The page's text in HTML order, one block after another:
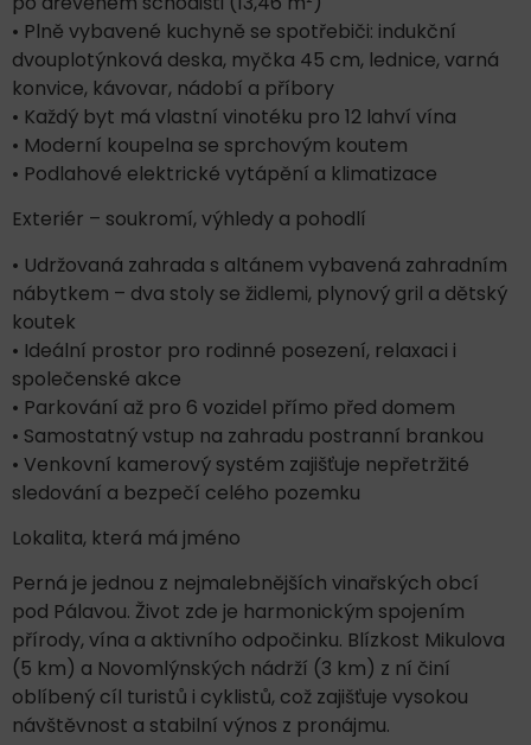
• Plně vybavené kuchyně se spotřebiči: indukční
dvouplotýnková deska, myčka 45 cm, lednice, varná
konvice, kávovar, nádobí a příbory
• Každý byt má vlastní vinotéku pro 12 lahví vína
• Moderní koupelna se sprchovým koutem
• Podlahové elektrické vytápění a klimatizace
Exteriér – soukromí, výhledy a pohodlí
• Udržovaná zahrada s altánem vybavená zahradním
nábytkem – dva stoly se židlemi, plynový gril a dětský
koutek
• Ideální prostor pro rodinné posezení, relaxaci i
společenské akce
• Parkování až pro 6 vozidel přímo před domem
• Samostatný vstup na zahradu postranní brankou
• Venkovní kamerový systém zajišťuje nepřetržité
sledování a bezpečí celého pozemku
Lokalita, která má jméno
Perná je jednou z nejmalebnějších vinařských obcí
pod Pálavou. Život zde je harmonickým spojením
přírody, vína a aktivního odpočinku. Blízkost Mikulova
(5 km) a Novomlýnských nádrží (3 km) z ní činí
oblíbený cíl turistů i cyklistů, což zajišťuje vysokou
návštěvnost a stabilní výnos z pronájmu.